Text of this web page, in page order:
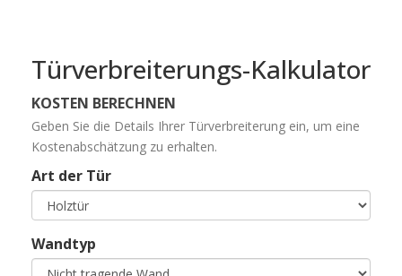
Türverbreiterungs-Kalkulator
KOSTEN BERECHNEN
Geben Sie die Details Ihrer Türverbreiterung ein, um eine
Kostenabschätzung zu erhalten.
Art der Tür
Wandtyp